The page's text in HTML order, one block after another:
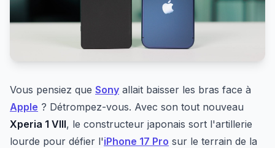
Vous pensiez que Sony allait baisser les bras face à
Apple ? Détrompez-vous. Avec son tout nouveau
Xperia 1 VIII, le constructeur japonais sort l'artillerie
lourde pour défier l'iPhone 17 Pro sur le terrain de la